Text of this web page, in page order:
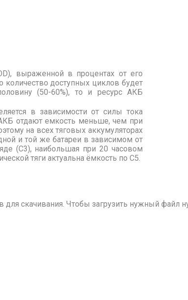
выраженной в процентах от его
количество доступных циклов будет
(50-60%), то и ресурс АКБ
в зависимости от силы тока
отдают емкость меньше, чем при
на всех тяговых аккумуляторах
и той же батареи в зависимом от
(С3), наибольшая при 20 часовом
тяги актуальна ёмкость по С5.
скачивания. Чтобы загрузить нужный файл